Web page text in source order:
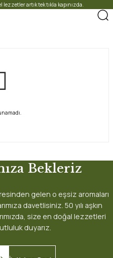
artık tek tıkla kapınızda.
Bekleriz
gelen o eşsiz aromaları
davetlisiniz. 50 yılı aşkın
size en doğal lezzetleri
duyarız.